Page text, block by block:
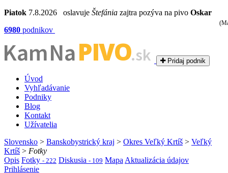
Piatok 7.8.2026 oslavuje Štefánia zajtra pozýva na pivo Oskar
6980 podnikov
Kam NaPIVO.sk Pridaj podnik
Úvod
Vyhľadávanie
Podniky
Blog
Kontakt
Užívatelia
Slovensko > Banskobystrický kraj > Okres Veľký Krtíš > Veľký
Krtíš > Fotky
Opis Fotky - 222 Diskusia - 109 Mapa Aktualizácia údajov
Prihlásenie